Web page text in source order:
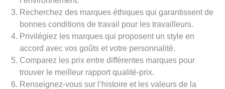
Recherchez des marques éthiques qui garantissent de
bonnes conditions de travail pour les travailleurs.
Privilégiez les marques qui proposent un style en
accord avec vos goûts et votre personnalité.
Comparez les prix entre différentes marques pour
trouver le meilleur rapport qualité-prix.
Renseignez-vous sur l’histoire et les valeurs de la